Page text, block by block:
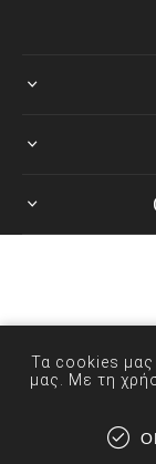
Τα cookies μας
μας. Με τη